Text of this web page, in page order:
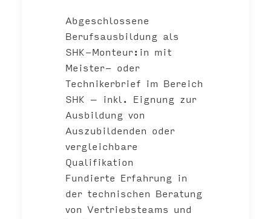
Abgeschlossene
Berufsausbildung als
SHK-Monteur:in mit
Meister- oder
Technikerbrief im Bereich
SHK – inkl. Eignung zur
Ausbildung von
Auszubildenden oder
vergleichbare
Qualifikation
Fundierte Erfahrung in
der technischen Beratung
von Vertriebsteams und